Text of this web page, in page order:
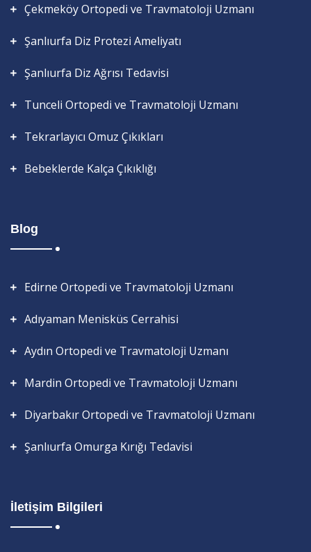
Çekmeköy Ortopedi ve Travmatoloji Uzmanı
Şanlıurfa Diz Protezi Ameliyatı
Şanlıurfa Diz Ağrısı Tedavisi
Tunceli Ortopedi ve Travmatoloji Uzmanı
Tekrarlayıcı Omuz Çıkıkları
Bebeklerde Kalça Çıkıklığı
Blog
Edirne Ortopedi ve Travmatoloji Uzmanı
Adıyaman Menisküs Cerrahisi
Aydın Ortopedi ve Travmatoloji Uzmanı
Mardin Ortopedi ve Travmatoloji Uzmanı
Diyarbakır Ortopedi ve Travmatoloji Uzmanı
Şanlıurfa Omurga Kırığı Tedavisi
İletişim Bilgileri